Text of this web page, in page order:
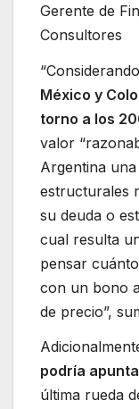
Gerente de
Consultores
México y
torno a los
valor
Argentina
estructurales
su deuda o
cual resulta
pensar
con un bono
de precio”,
podría
última rueda